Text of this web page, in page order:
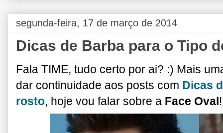
segunda-feira, 17 de março de 2014
Dicas de Barba para o Tipo
Fala TIME, tudo certo por ai? :) Mais
dar continuidade aos posts com Dicas
rosto, hoje vou falar sobre a Face Oval